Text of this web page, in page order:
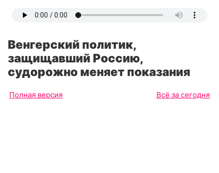
Венгерский политик,
защищавший Россию,
судорожно меняет показания
Полная версия Всё за сегодня